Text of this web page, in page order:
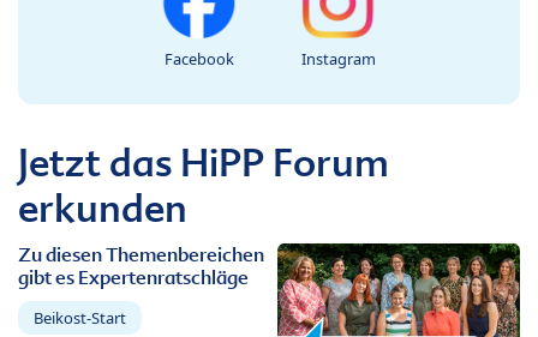
Facebook Instagram
Jetzt das HiPP Forum
erkunden
Zu diesen Themenbereichen
gibt es Expertenratschläge
Beikost-Start